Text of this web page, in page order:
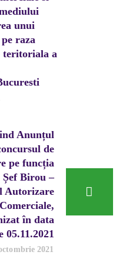
unui
raza
teritoriala a
Anunțul
de
pe funcția
Birou –
Autorizare
în data
05.11.2021
2021